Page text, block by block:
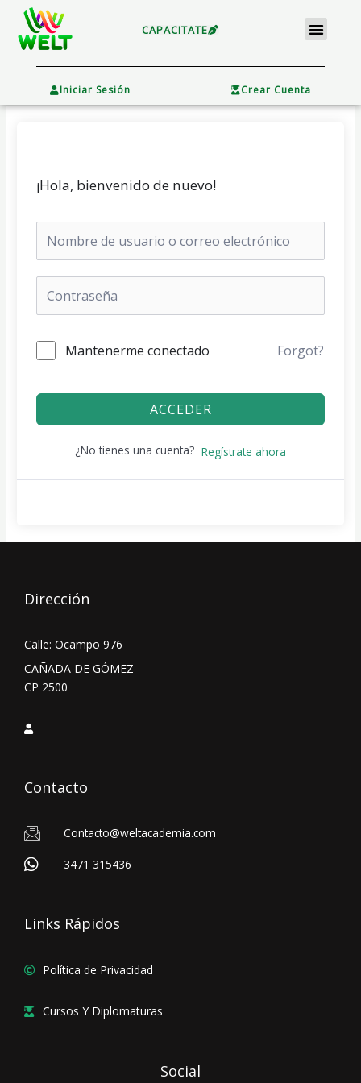
contenido
CAPACITATE Menu
Iniciar Sesión Crear Cuenta
¡Hola, bienvenido de nuevo!
Mantenerme conectado Forgot?
ACCEDER
¿No tienes una cuenta? Regístrate ahora
Dirección
Calle: Ocampo 976
CAÑADA DE GÓMEZ
CP 2500
Contacto
Contacto@weltacademia.com
3471 315436
Links Rápidos
Política de Privacidad
Cursos Y Diplomaturas
Social